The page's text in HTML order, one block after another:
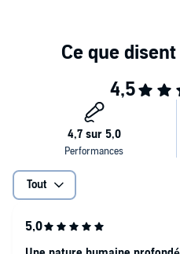
Tout